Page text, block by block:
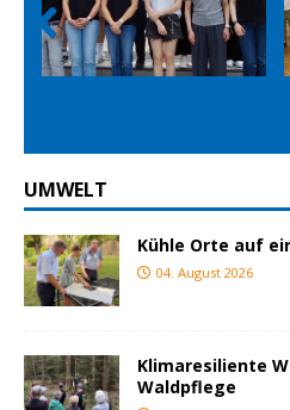
Prev
ious
UMWELT
Kühle Orte auf
04. August 2026
Klimaresiliente
Waldpflege